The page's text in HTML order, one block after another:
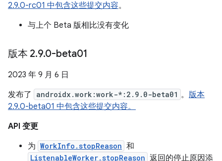
2.9.0-rc01 中包含这些提交内容。
与上个 Beta 版相比没有变化
版本 2.9.0-beta01
2023 年 9 月 6 日
发布了
androidx.work:work-*:2.9.0-beta01 。 版本
2.9.0-beta01 中包含这些提交内容。
API 变更
为 WorkInfo.stopReason 和
ListenableWorker.stopReason 返回的停止原因添